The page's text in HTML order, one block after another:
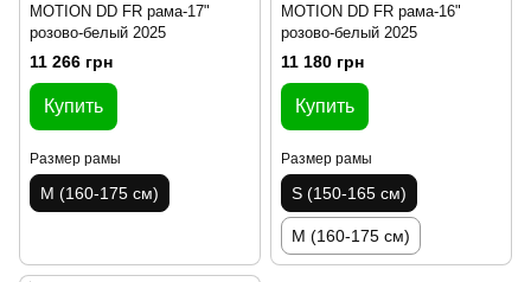
MOTION DD FR рама-17"
розово-белый 2025
11 266 грн
Купить
Размер рамы
M (160-175 см)
MOTION DD FR рама-16"
розово-белый 2025
11 180 грн
Купить
Размер рамы
S (150-165 см)
M (160-175 см)